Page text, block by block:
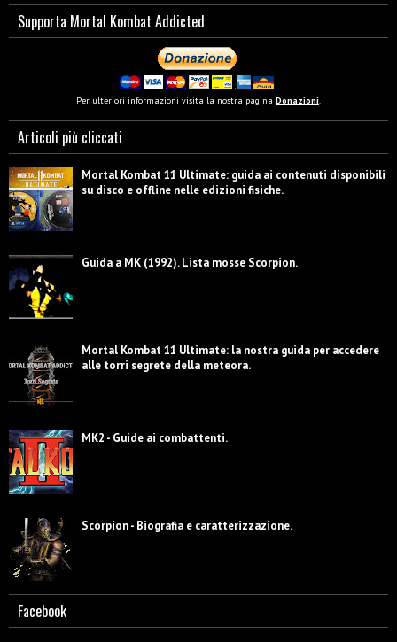
Supporta Mortal Kombat Addicted
Per ulteriori informazioni visita la nostra pagina Donazioni
Articoli più cliccati
Mortal Kombat 11 Ultimate: guida ai contenuti disponibili
su disco e offline nelle edizioni fisiche.
Guida a MK (1992). Lista mosse Scorpion.
Mortal Kombat 11 Ultimate: la nostra guida per accedere
alle torri segrete della meteora.
MK2 - Guide ai combattenti.
Scorpion - Biografia e caratterizzazione.
Facebook